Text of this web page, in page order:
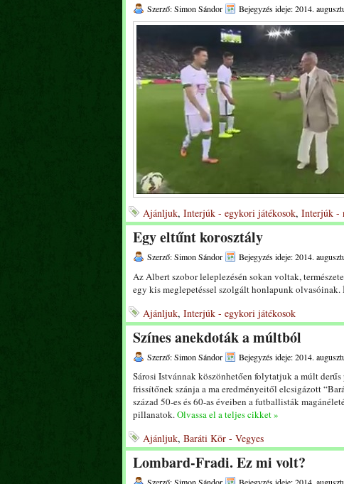
Szerző: Simon Sándor Bejegyzés ideje: 2014.
Ajánljuk, Interjúk - egykori játékosok, Interjúk -
Egy eltűnt korosztály
Szerző: Simon Sándor Bejegyzés ideje: 2014.
Az Albert szobor leleplezésén sokan voltak,
egy kis meglepetéssel szolgált honlapunk olvasóinak.
Ajánljuk, Interjúk - egykori játékosok
Színes anekdoták a múltból
Szerző: Simon Sándor Bejegyzés ideje: 2014.
Sárosi Istvánnak köszönhetően folytatjuk a múlt
frissítőnek szánja a ma eredményeitől elcsigázott
század 50-es és 60-as éveiben a futballisták
pillanatok.Olvassa el a teljes cikket »
Ajánljuk, Baráti Kör - Vegyes
Lombard-Fradi. Ez mi volt?